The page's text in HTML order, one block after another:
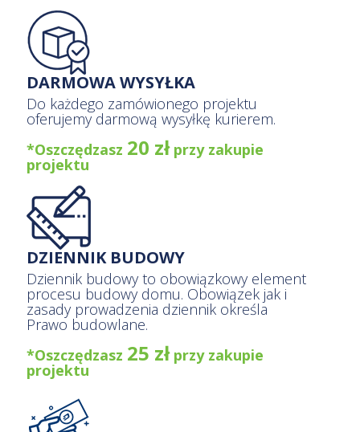
DARMOWA WYSYŁKA
Do każdego zamówionego projektu
oferujemy darmową wysyłkę kurierem.
*Oszczędzasz 20 złprzy zakupie
projektu
DZIENNIK BUDOWY
Dziennik budowy to obowiązkowy element
procesu budowy domu. Obowiązek jak i
zasady prowadzenia dziennik określa
Prawo budowlane.
*Oszczędzasz 25 złprzy zakupie
projektu